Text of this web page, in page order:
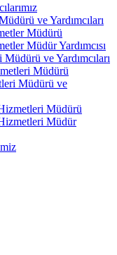
ve Yardımcıları
Müdürü
Müdür Yardımcısı
ve Yardımcıları
Müdürü
Müdürü ve
Müdürü
Müdür